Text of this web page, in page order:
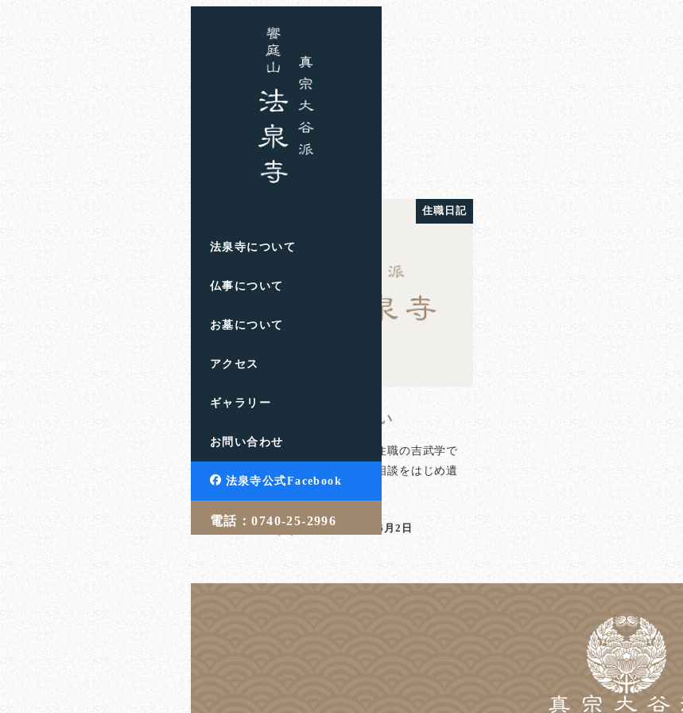
法泉寺について
仏事について
お墓について
アクセス
ギャラリー
お問い合わせ
法泉寺公式Facebook
電話：0740-25-2996
お知らせ
森岡毅
住職日記
勝負事には負けず嫌い
滋賀県高島市の饗庭山法泉寺住職の吉武学で
す。人生のお悩みや終活のご相談をはじめ遺
言・相続・葬儀・埋葬 […]
吉武 学
投稿日
2023年6月2日